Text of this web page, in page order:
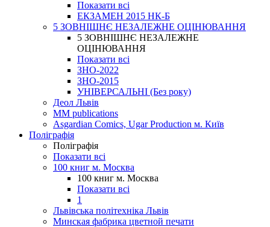
Показати всі
ЕКЗАМЕН 2015 НК-Б
5 ЗОВНІШНЄ НЕЗАЛЕЖНЕ ОЦІНЮВАННЯ
5 ЗОВНІШНЄ НЕЗАЛЕЖНЕ
ОЦІНЮВАННЯ
Показати всі
ЗНО-2022
ЗНО-2015
УНІВЕРСАЛЬНІ (Без року)
Деол Львів
MM publications
Asgardian Comics, Ugar Production м. Київ
Поліграфія
Поліграфія
Показати всі
100 книг м. Москва
100 книг м. Москва
Показати всі
1
Львівська політехніка Львів
Минская фабрика цветной печати